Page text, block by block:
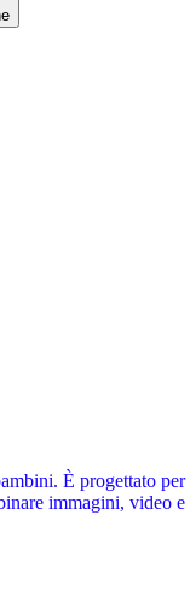
È progettato per
immagini, video e